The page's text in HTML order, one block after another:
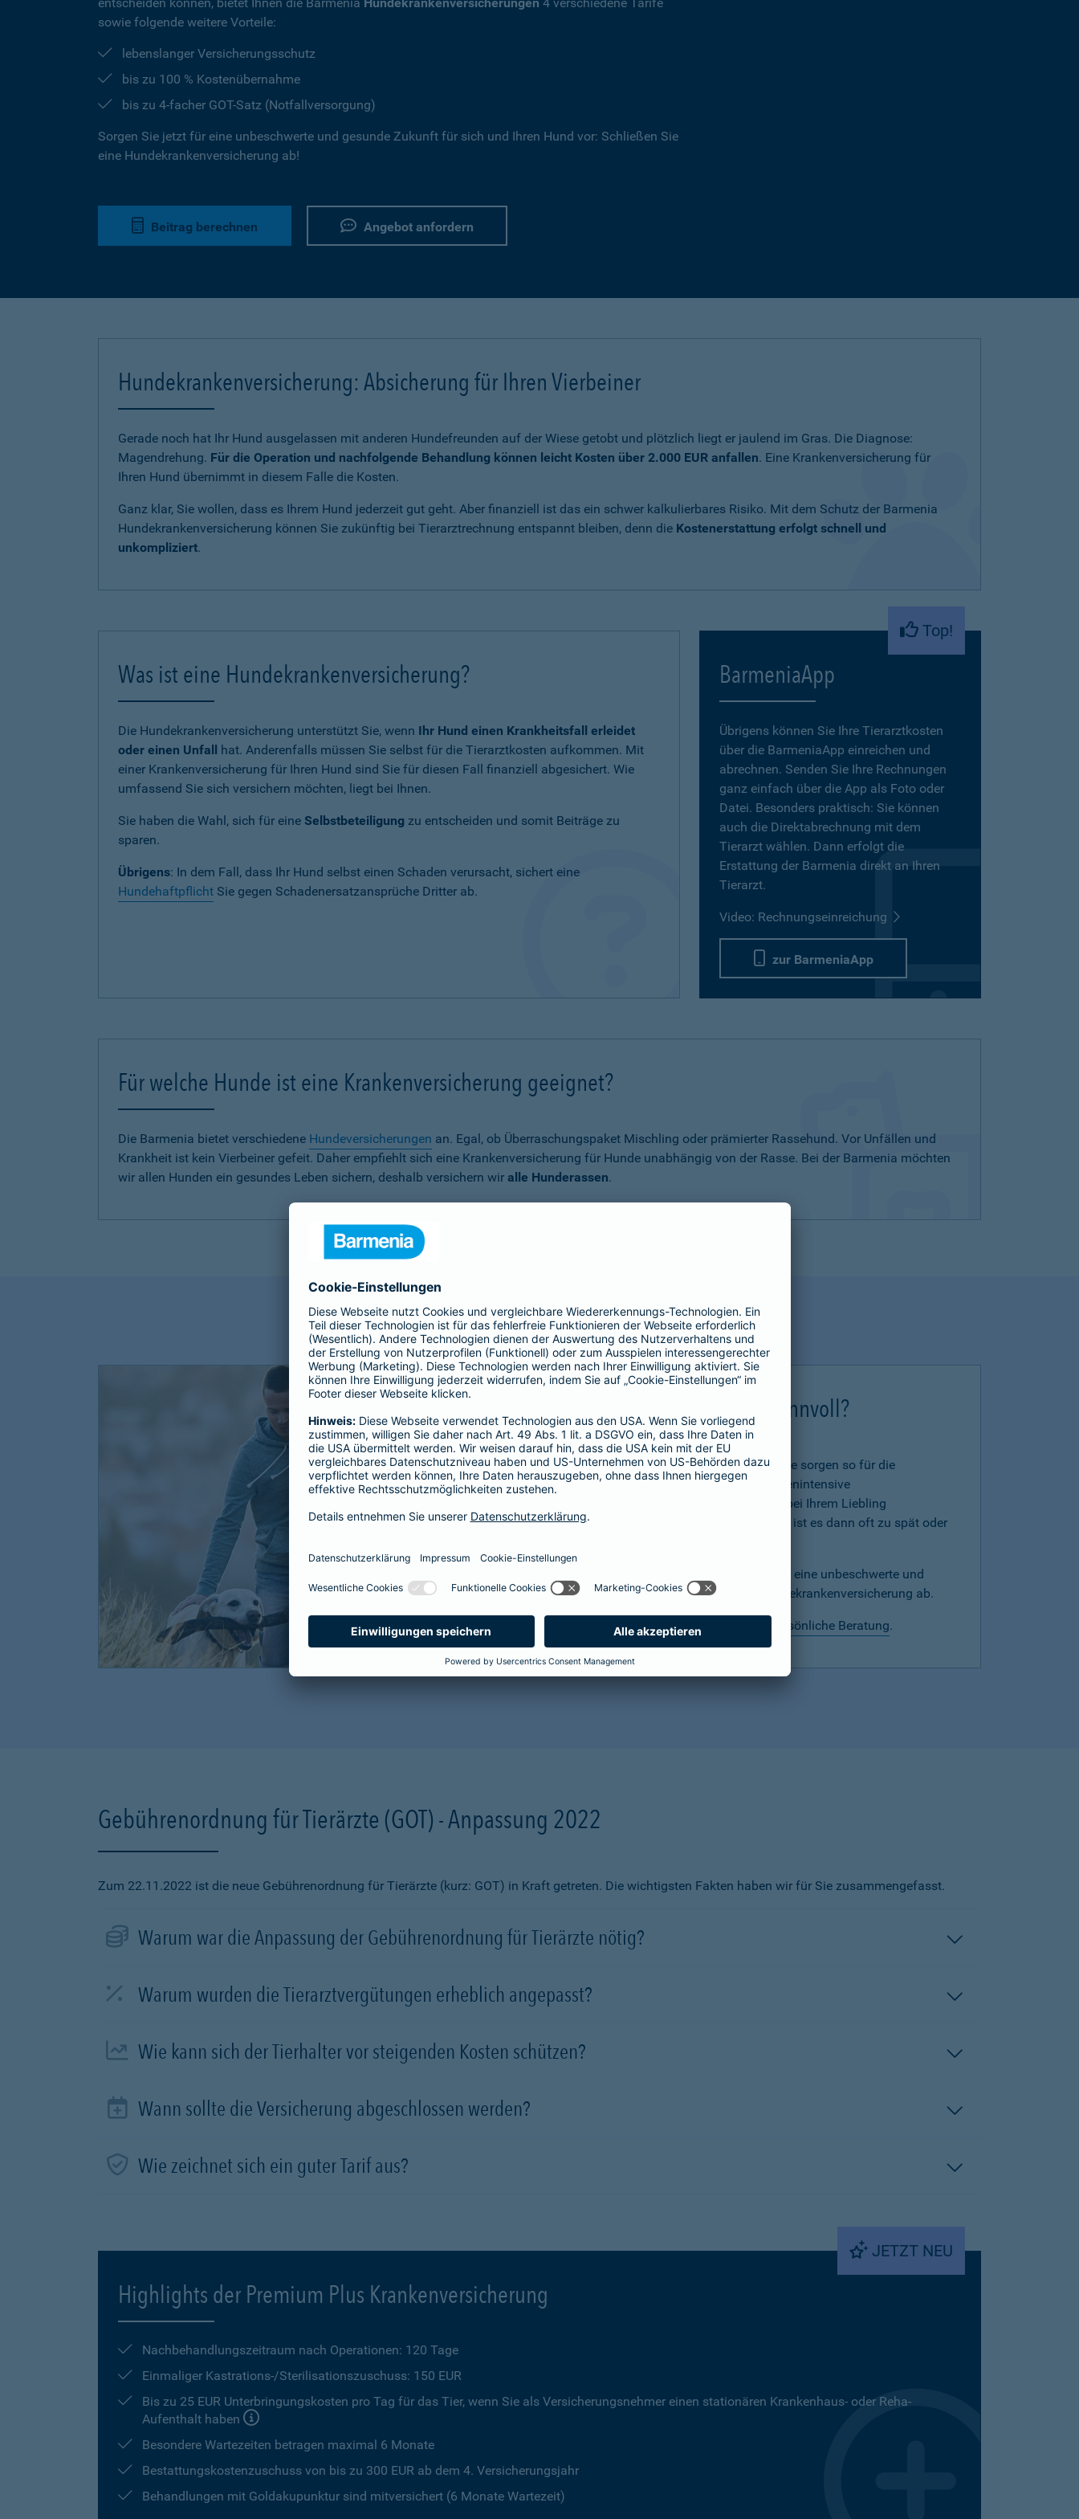
sowie folgende weitere Vorteile:
lebenslanger Versicherungsschutz
bis zu 100 % Kostenübernahme
bis zu 4-facher GOT-Satz (Notfallversorgung)
Sorgen Sie jetzt für eine unbeschwerte und gesunde Zukunft für sich und Ihren Hund vor: Schließen Sie
eine Hundekrankenversicherung ab!
Beitrag berechnen Angebot anfordern
Hundekrankenversicherung: Absicherung für Ihren Vierbeiner
Gerade noch hat Ihr Hund ausgelassen mit anderen Hundefreunden auf der Wiese getobt und plötzlich liegt er jaulend im Gras. Die Diagnose:
Magendrehung. Für die Operation und nachfolgende Behandlung können leicht Kosten über 2.000 EUR anfallen. Eine Krankenversicherung für
Ihren Hund übernimmt in diesem Falle die Kosten.
Ganz klar, Sie wollen, dass es Ihrem Hund jederzeit gut geht. Aber finanziell ist das ein schwer kalkulierbares Risiko. Mit dem Schutz der Barmenia
Hundekrankenversicherung können Sie zukünftig bei Tierarztrechnung entspannt bleiben, denn die Kostenerstattung erfolgt schnell und
unkompliziert.
Was ist eine Hundekrankenversicherung?
Die Hundekrankenversicherung unterstützt Sie, wenn Ihr Hund einen Krankheitsfall erleidet
oder einen Unfall hat. Anderenfalls müssen Sie selbst für die Tierarztkosten aufkommen. Mit
einer Krankenversicherung für Ihren Hund sind Sie für diesen Fall finanziell abgesichert. Wie
umfassend Sie sich versichern möchten, liegt bei Ihnen.
Sie haben die Wahl, sich für eine Selbstbeteiligung zu entscheiden und somit Beiträge zu
sparen.
Übrigens: In dem Fall, dass Ihr Hund selbst einen Schaden verursacht, sichert eine
Hundehaftpflicht Sie gegen Schadenersatzansprüche Dritter ab.
Top!
BarmeniaApp
Übrigens können Sie Ihre Tierarztkosten
über die BarmeniaApp einreichen und
abrechnen. Senden Sie Ihre Rechnungen
ganz einfach über die App als Foto oder
Datei. Besonders praktisch: Sie können
auch die Direktabrechnung mit dem
Tierarzt wählen. Dann erfolgt die
Erstattung der Barmenia direkt an Ihren
Tierarzt.
Video: Rechnungseinreichung
zur BarmeniaApp
Für welche Hunde ist eine Krankenversicherung geeignet?
Die Barmenia bietet verschiedene Hundeversicherungen an. Egal, ob Überraschungspaket Mischling oder prämierter Rassehund. Vor Unfällen und
Krankheit ist kein Vierbeiner gefeit. Daher empfiehlt sich eine Krankenversicherung für Hunde unabhängig von der Rasse. Bei der Barmenia möchten
wir allen Hunden ein gesundes Leben sichern, deshalb versichern wir alle Hunderassen.
Wann ist eine Hundekrankenversicherung sinnvoll?
Der Abschluss einer Krankenversicherung lohnt sich immer, denn Sie sorgen so für die
Gesundheit Ihres Hundes vor. Mit zunehmendem Alter werden kostenintensive
Alterserscheinungen wie Grauer Star, Arthrose oder Zahnprobleme bei Ihrem Liebling
wahrscheinlicher. Für den Abschluss einer Tierkrankenversicherung ist es dann oft zu spät oder
Sorgen Sie als Hundehalterin oder Hundehalter lieber rechtzeitig für eine unbeschwerte und
gesunde Zukunft für Ihr Tier und sichern Sie es jetzt mit einer Hundekrankenversicherung ab.
Benötigen Sie weitere Informationen? Dann empfehlen wir eine persönliche Beratung.
Gebührenordnung für Tierärzte (GOT) - Anpassung 2022
Zum 22.11.2022 ist die neue Gebührenordnung für Tierärzte (kurz: GOT) in Kraft getreten. Die wichtigsten Fakten haben wir für Sie zusammengefasst.
Warum war die Anpassung der Gebührenordnung für Tierärzte nötig?
Warum wurden die Tierarztvergütungen erheblich angepasst?
Wie kann sich der Tierhalter vor steigenden Kosten schützen?
Wann sollte die Versicherung abgeschlossen werden?
Wie zeichnet sich ein guter Tarif aus?
JETZT NEU
Highlights der Premium Plus Krankenversicherung
Nachbehandlungszeitraum nach Operationen: 120 Tage
Einmaliger Kastrations-/Sterilisationszuschuss: 150 EUR
Bis zu 25 EUR Unterbringungskosten pro Tag für das Tier, wenn Sie als Versicherungsnehmer einen stationären Krankenhaus- oder Reha-
Aufenthalt haben
Besondere Wartezeiten betragen maximal 6 Monate
Bestattungskostenzuschuss von bis zu 300 EUR ab dem 4. Versicherungsjahr
Behandlungen mit Goldakupunktur sind mitversichert (6 Monate Wartezeit)